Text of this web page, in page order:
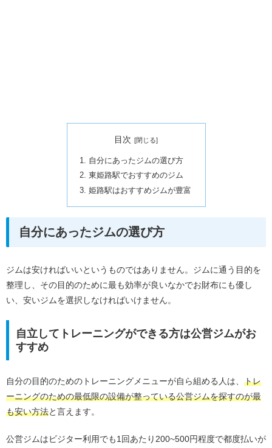
目次
自分にあったジムの選び方
東姫路駅でおすすめのジム
姫路駅はおすすめジムが豊富
自分にあったジムの選び方
ジムは安ければいいというものではありません。ジムに通う目的を
整理し、その目的のために最も効率が良いなかでお財布にも優し
い、安いジムを選択しなければいけません。
自立してトレーニングができる方は公営ジムがお
すすめ
自分の目的のためのトレーニングメニューが自ら組める人は、 トレ
ーニングのための最低限の設備が整っている公営ジムを探すのが最
も安い方法と言えます。
公営ジムはビジター利用でも1回あたり200~500円程度で都度払いが